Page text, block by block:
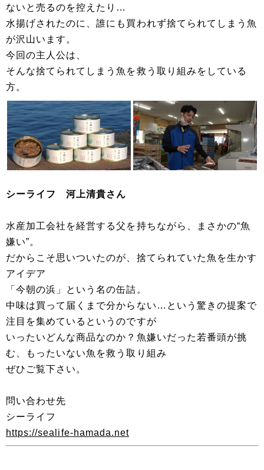
ないと売るのを控えたり…
水揚げされたのに、誰にも買われず捨てられてしまう魚
が沢山います。
今回の主人公は、
そんな捨てられてしまう魚を救う取り組みをしている
方。
シーライフ 河上清貴さん
水産加工会社を経営する父を持ちながら、まさかの“魚
嫌い”。
だからこそ思いついたのが、捨てられていた魚を生かす
アイデア
「今朝の浜」という名の缶詰。
中味は買って届くまで分からない…という驚きの提案で
注目を集めているというのですが
いったいどんな商品なのか？魚嫌いだった若番頭が挑
む、もったいない魚を救う取り組み
ぜひご覧下さい。
問い合わせ先
シーライフ
https://sealife-hamada.net